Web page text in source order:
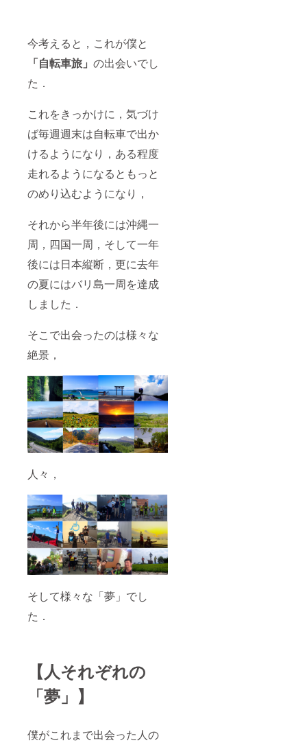
今考えると，これが僕と
「自転車旅」 の出会いでし
た．
これをきっかけに，気づけ
ば毎週週末は自転車で出か
けるようになり，ある程度
走れるようになるともっと
のめり込むようになり，
それから半年後には沖縄一
周，四国一周，そして一年
後には日本縦断，更に去年
の夏にはバリ島一周を達成
しました．
そこで出会ったのは様々な
絶景，
人々，
そして様々な「夢」でし
た．
【人それぞれの
「夢」】
僕がこれまで出会った人の